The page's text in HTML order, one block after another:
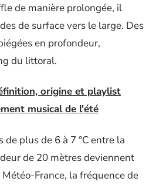
de manière prolongée, il
de surface vers le large. Des
en profondeur,
du littoral.
origine et playlist
musical de l'été
de plus de 6 à 7 °C entre la
de 20 mètres deviennent
France, la fréquence de